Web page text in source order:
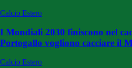
Calcio Estero
I Mondiali 2030 finiscono nel
Portogallo vogliono cacciare il
Calcio Estero